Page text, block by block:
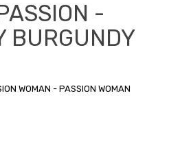
-
BURGUNDY
WOMAN - PASSION WOMAN